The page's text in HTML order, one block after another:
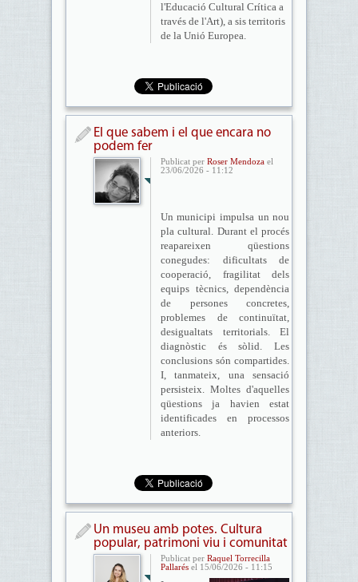
l'Educació Cultural Crítica a
través de l'Art), a sis territoris
de la Unió Europea.
El que sabem i el que encara no
podem fer
Publicat per Roser Mendozael
23/06/2026 - 11:12
Un municipi impulsa un nou
pla cultural. Durant el procés
reapareixen qüestions
conegudes: dificultats de
cooperació, fragilitat dels
equips tècnics, dependència
de persones concretes,
problemes de continuïtat,
desigualtats territorials. El
diagnòstic és sòlid. Les
conclusions són compartides.
I, tanmateix, una sensació
persisteix. Moltes d'aquelles
qüestions ja havien estat
identificades en processos
anteriors.
Un museu amb potes. Cultura
popular, patrimoni viu i comunitat
Publicat per Raquel Torrecilla
Pallarésel 15/06/2026 - 11:15